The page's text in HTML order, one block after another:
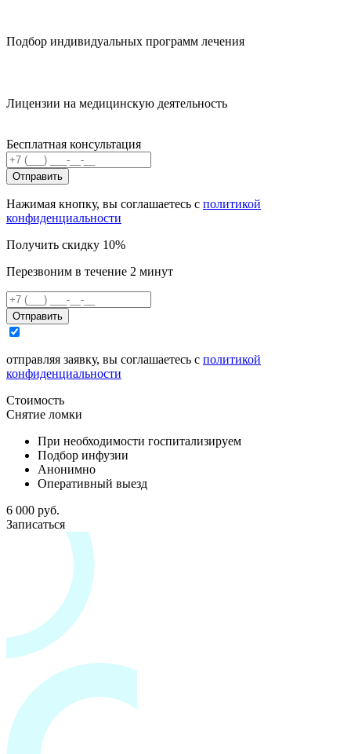
Подбор индивидуальных программ лечения
Лицензии на медицинскую деятельность
Бесплатная консультация
Отправить
Нажимая кнопку, вы соглашаетесь с политикой
конфиденциальности
Получить скидку 10%
Перезвоним в течение 2 минут
Отправить
отправляя заявку, вы соглашаетесь с политикой
конфиденциальности
Стоимость
Снятие ломки
При необходимости госпитализируем
Подбор инфузии
Анонимно
Оперативный выезд
6 000 руб.
Записаться